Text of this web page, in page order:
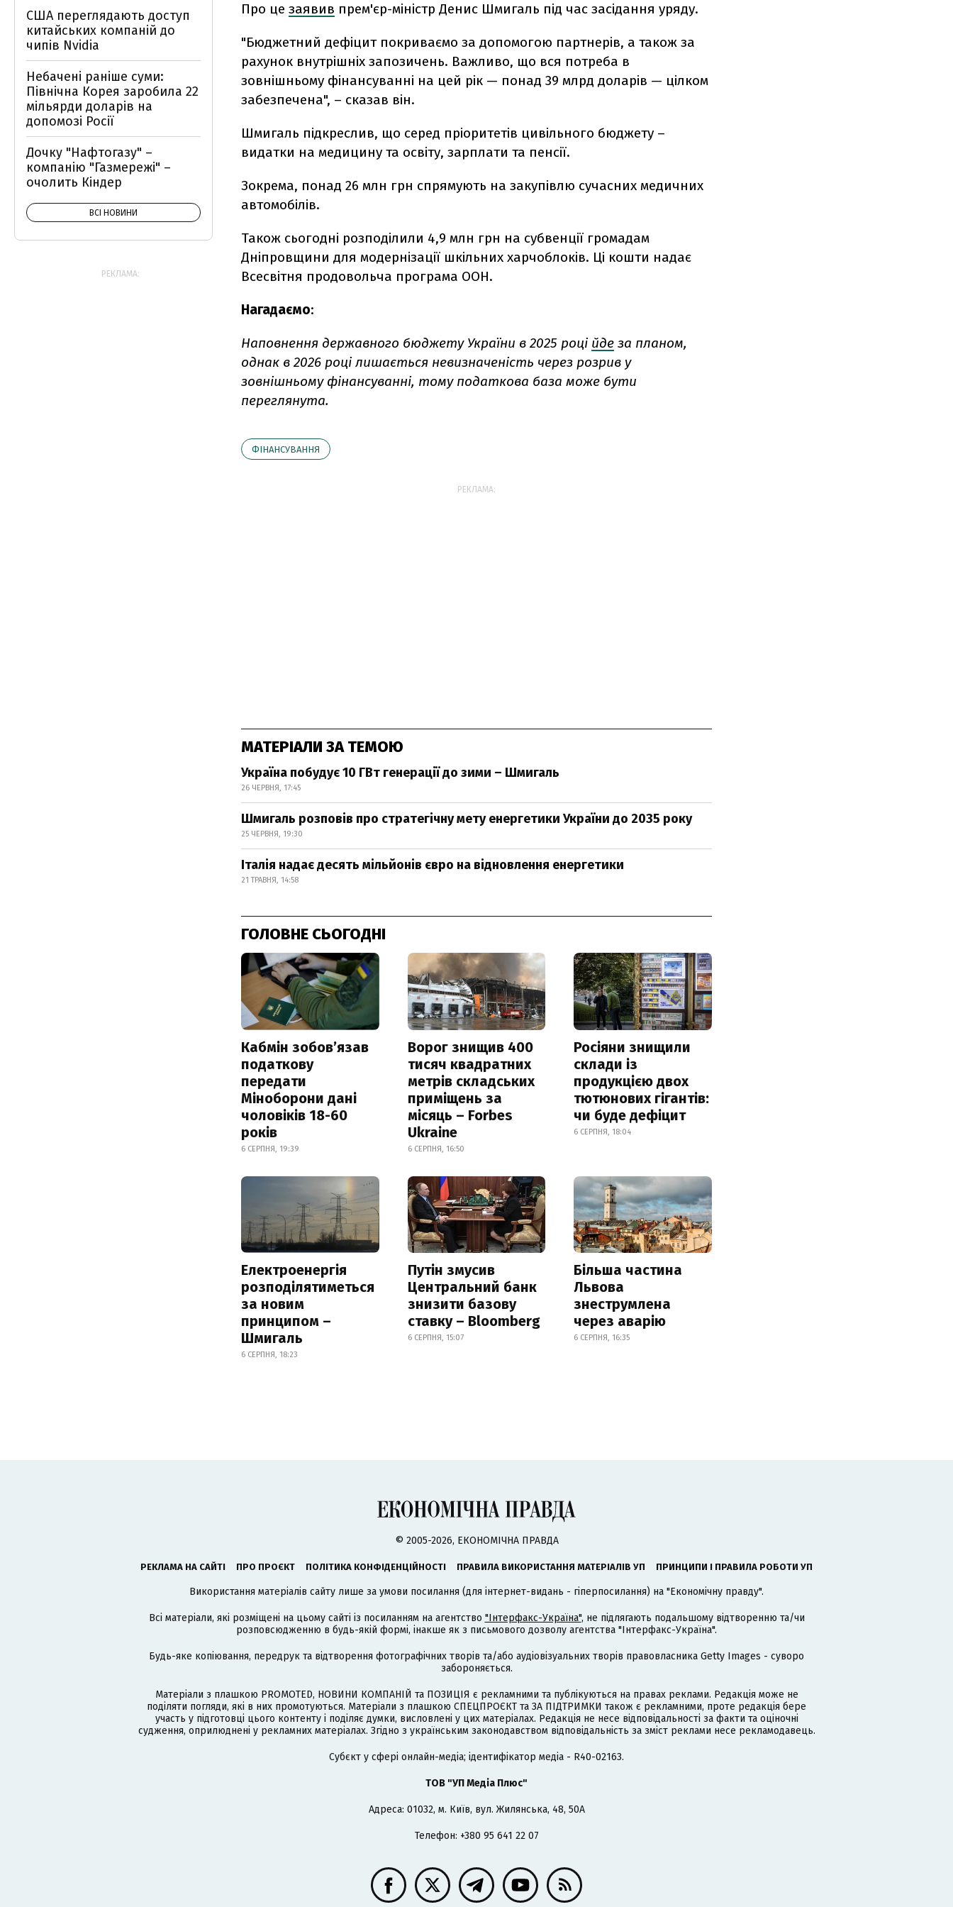
Про це заявив прем'єр-міністр Денис Шмигаль під час засідання уряду.
"Бюджетний дефіцит покриваємо за допомогою партнерів, а також за
рахунок внутрішніх запозичень. Важливо, що вся потреба в
зовнішньому фінансуванні на цей рік — понад 39 млрд доларів — цілком
забезпечена", – сказав він.
Шмигаль підкреслив, що серед пріоритетів цивільного бюджету –
видатки на медицину та освіту, зарплати та пенсії.
Зокрема, понад 26 млн грн спрямують на закупівлю сучасних медичних
автомобілів.
Також сьогодні розподілили 4,9 млн грн на субвенції громадам
Дніпровщини для модернізації шкільних харчоблоків. Ці кошти надає
Всесвітня продовольча програма ООН.
Нагадаємо:
Наповнення державного бюджету України в 2025 році йде за планом,
однак в 2026 році лишається невизначеність через розрив у
зовнішньому фінансуванні, тому податкова база може бути
переглянута.
ФІНАНСУВАННЯ
РЕКЛАМА:
МАТЕРІАЛИ ЗА ТЕМОЮ
Україна побудує 10 ГВт генерації до зими – Шмигаль
26 ЧЕРВНЯ, 17:45
Шмигаль розповів про стратегічну мету енергетики України до 2035 року
25 ЧЕРВНЯ, 19:30
Італія надає десять мільйонів євро на відновлення енергетики
21 ТРАВНЯ, 14:58
ГОЛОВНЕ СЬОГОДНІ
Кабмін зобовʼязав
податкову
передати
Міноборони дані
чоловіків 18-60
років
6 СЕРПНЯ, 19:39
Ворог знищив 400
тисяч квадратних
метрів складських
приміщень за
місяць – Forbes
Ukraine
6 СЕРПНЯ, 16:50
Росіяни знищили
склади із
продукцією двох
тютюнових гігантів:
чи буде дефіцит
6 СЕРПНЯ, 18:04
Електроенергія
розподілятиметься
за новим
принципом –
Шмигаль
6 СЕРПНЯ, 18:23
Путін змусив
Центральний банк
знизити базову
ставку – Bloomberg
6 СЕРПНЯ, 15:07
Більша частина
Львова
знеструмлена
через аварію
6 СЕРПНЯ, 16:35
США переглядають доступ
китайських компаній до
чипів Nvidia
Небачені раніше суми:
Північна Корея заробила 22
мільярди доларів на
допомозі Росії
Дочку "Нафтогазу" –
компанію "Газмережі" –
очолить Кіндер
ВСІ НОВИНИ
РЕКЛАМА:
© 2005-2026, ЕКОНОМІЧНА ПРАВДА
РЕКЛАМА НА САЙТІ ПРО ПРОЄКТ ПОЛІТИКА КОНФІДЕНЦІЙНОСТІ ПРАВИЛА ВИКОРИСТАННЯ МАТЕРІАЛІВ УП ПРИНЦИПИ І ПРАВИЛА РОБОТИ УП
Використання матеріалів сайту лише за умови посилання (для інтернет-видань - гіперпосилання) на "Економічну правду".
Всі матеріали, які розміщені на цьому сайті із посиланням на агентство "Інтерфакс-Україна", не підлягають подальшому відтворенню та/чи
розповсюдженню в будь-якій формі, інакше як з письмового дозволу агентства "Інтерфакс-Україна".
Будь-яке копіювання, передрук та відтворення фотографічних творів та/або аудіовізуальних творів правовласника Getty Images - суворо
забороняється.
Матеріали з плашкою PROMOTED, НОВИНИ КОМПАНІЙ та ПОЗИЦІЯ є рекламними та публікуються на правах реклами. Редакція може не
поділяти погляди, які в них промотуються. Матеріали з плашкою СПЕЦПРОЄКТ та ЗА ПІДТРИМКИ також є рекламними, проте редакція бере
участь у підготовці цього контенту і поділяє думки, висловлені у цих матеріалах. Редакція не несе відповідальності за факти та оціночні
судження, оприлюднені у рекламних матеріалах. Згідно з українським законодавством відповідальність за зміст реклами несе рекламодавець.
Cубєкт у сфері онлайн-медіа; ідентифікатор медіа - R40-02163.
ТОВ "УП Медіа Плюс"
Адреса: 01032, м. Київ, вул. Жилянська, 48, 50А
Телефон: +380 95 641 22 07